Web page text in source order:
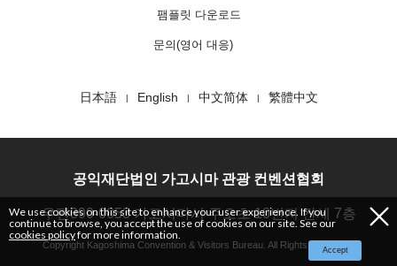
팸플릿 다운로드
문의(영어 대응)
日本語 English 中文简体 繁體中文
공익재단법인 가고시마 관광 컨벤션협회
우편890-0053 가고시마시 주오초 10번지 캰세 7층
Copyright Kagoshima Convention & Visitors Bureau. All Rights Reserved.
We use cookies on this site to enhance your user experience. If you
continue to browse, you accept the use of cookies on our site. See our
cookies policyfor more information.
Accept